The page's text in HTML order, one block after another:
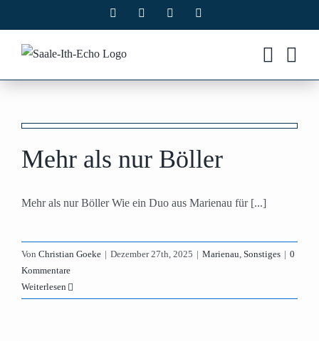
Inhalt
springen
Facebook Instagram
Mehr als nur Böller
Mehr als nur Böller Wie ein Duo aus Marienau für [...]
Von Christian Goeke | Dezember 27th, 2025 | Marienau, Sonstiges | 0
Kommentare
Weiterlesen